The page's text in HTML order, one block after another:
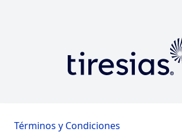
Términos y Condiciones